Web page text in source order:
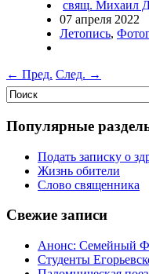
свящ. Михаил
07 апреля 2022
Летопись,
← Пред. След. →
Популярные
Подать записку о
Жизнь обители
Слово священника
Свежие записи
Анонс: Семейный
Студенты